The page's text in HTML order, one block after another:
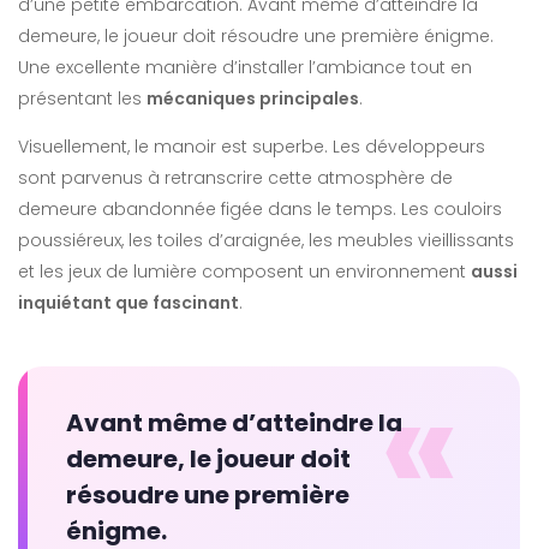
demeure, le joueur doit résoudre une première énigme.
Une excellente manière d’installer l’ambiance tout en
présentant les mécaniques principales.
Visuellement, le manoir est superbe. Les développeurs
sont parvenus à retranscrire cette atmosphère de
demeure abandonnée figée dans le temps. Les couloirs
poussiéreux, les toiles d’araignée, les meubles vieillissants
et les jeux de lumière composent un environnement aussi
inquiétant que fascinant.
«
Avant même d’atteindre la
demeure, le joueur doit
résoudre une première
énigme.